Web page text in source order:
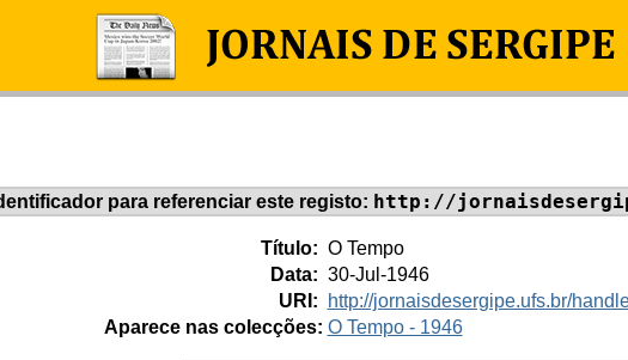
para referenciar este registo: http://
Título: O Tempo
Data: 30-Jul-1946
URI:
http://jornaisdesergipe.ufs.br/
Aparece nas colecções: O Tempo - 1946